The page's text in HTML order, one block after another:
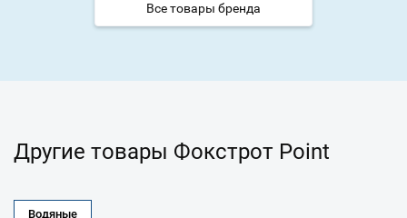
Все товары бренда
Другие товары Фокстрот Point
Водяные